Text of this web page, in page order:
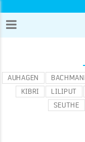
AUHAGEN
KIBRI
LILIPUT
SEUTHE